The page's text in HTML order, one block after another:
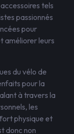
tels
passionnés
pour
améliorer leurs
du vélo de
pour la
à travers la
les
physique et
donc non